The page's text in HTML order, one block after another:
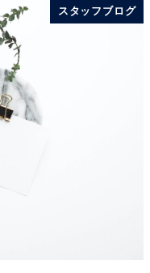
スタッフブログ